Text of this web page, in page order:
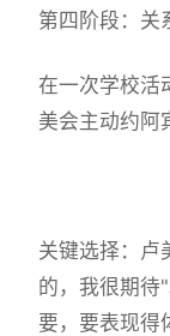
第四阶段：关
在一次学校活
美会主动约阿
关键选择：卢
的，我很期待
要，要表现得